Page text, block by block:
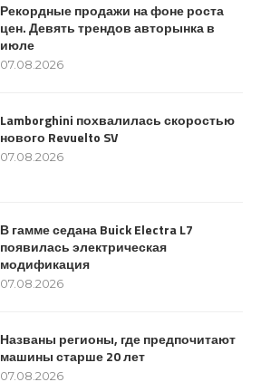
Рекордные продажи на фоне роста
цен. Девять трендов авторынка в
июле
07.08.2026
Lamborghini похвалилась скоростью
нового Revuelto SV
07.08.2026
В гамме седана Buick Electra L7
появилась электрическая
модификация
07.08.2026
Названы регионы, где предпочитают
машины старше 20 лет
07.08.2026